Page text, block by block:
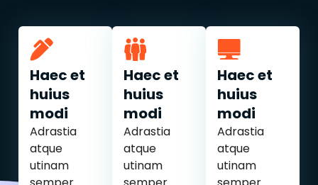
Haec et
huius
modi
Adrastia
atque
utinam
Haec et
huius
modi
Adrastia
atque
utinam
Haec et
huius
modi
Adrastia
atque
utinam